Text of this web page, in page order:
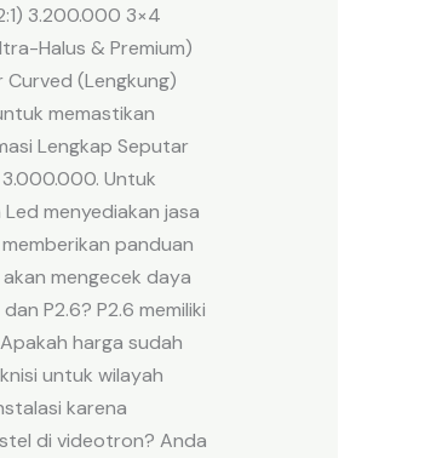
3.200.000 3×4
Halus & Premium)
(Lengkung)
memastikan
Lengkap Seputar
Untuk
menyediakan jasa
panduan
mengecek daya
P2.6? P2.6 memiliki
harga sudah
untuk wilayah
karena
di videotron? Anda